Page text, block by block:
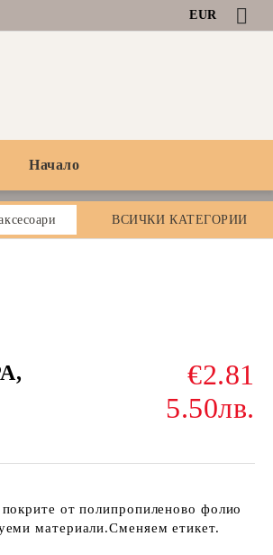
EUR
Начало
ВСИЧКИ КАТЕГОРИИ
€2.81
5.50лв.
от полипропиленово фолио
материали.Сменяем етикет.